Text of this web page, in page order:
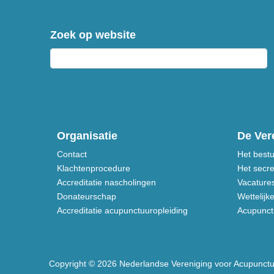
Zoek op website
Organisatie
Contact
Klachtenprocedure
Accreditatie nascholingen
Donateurschap
Accreditatie acupunctuuropleiding
De
Het
Het
Copyright © 2026 Nederlandse Vereniging voor